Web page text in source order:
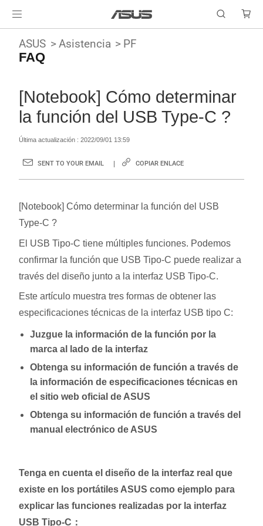
ASUS Asistencia PF
FAQ
[Notebook] Cómo determinar
la función del USB Type-C ?
Última actualización : 2022/09/01 13:59
SENT TO YOUR EMAIL COPIAR ENLACE
[Notebook] Cómo determinar la función del USB
Type-C ?
El USB Tipo-C tiene múltiples funciones. Podemos
confirmar la función que USB Tipo-C puede realizar a
través del diseño junto a la interfaz USB Tipo-C.
Este artículo muestra tres formas de obtener las
especificaciones técnicas de la interfaz USB tipo C:
Juzgue la información de la función por la
marca al lado de la interfaz
Obtenga su información de función a través de
la información de especificaciones técnicas en
el sitio web oficial de ASUS
Obtenga su información de función a través del
manual electrónico de ASUS
Tenga en cuenta el diseño de la interfaz real que
existe en los portátiles ASUS como ejemplo para
explicar las funciones realizadas por la interfaz
USB Tipo-C：